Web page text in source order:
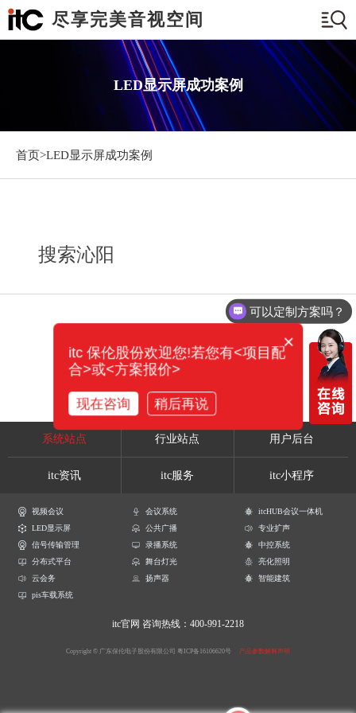
尽享完美音视空间
LED显示屏成功案例
首页>LED显示屏成功案例
搜索沁阳
系统站点 行业站点 用户后台
itc资讯 itc服务 itc小程序
视频会议 会议系统
itcHUB会议一体机
LED显示屏
公共广播
专业扩声
信号传输管理
录播系统
中控系统
分布式平台
舞台灯光
亮化照明
云会务
扬声器
智能建筑
pis车载系统
itc官网 咨询热线：400-991-2218
Copyright © 广东保伦电子股份有限公司 粤ICP备16106620号 产品参数解释声明
可以定制方案吗？
×
itc 保伦股份欢迎您!若您有<项目配
合>或<方案报价>
现在咨询 稍后再说